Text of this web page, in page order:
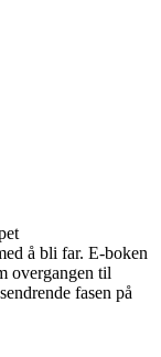
å bli far. E-boken
overgangen til
fasen på